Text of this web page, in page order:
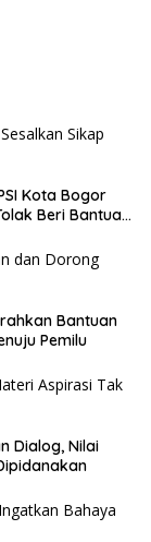
Kota Bogor
Beri Bantuan
Bantuan
Pemilu
Dialog, Nilai